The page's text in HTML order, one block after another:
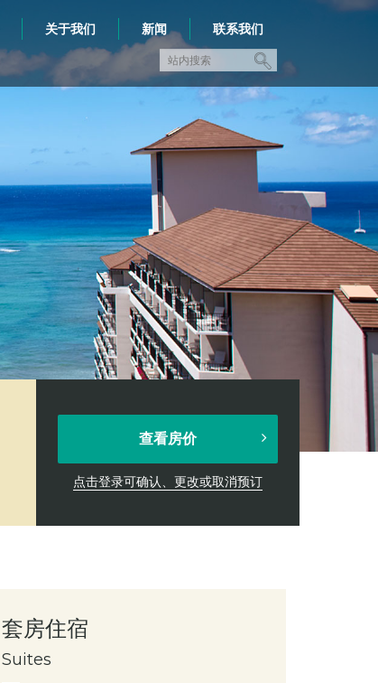
关于我们 新闻 联系我们
查看房价
点击登录可确认、更改或取消预订
套房住宿
Suites